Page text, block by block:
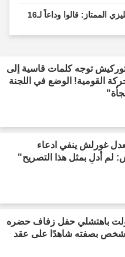
عملية كبيرة في عملاق الدوري الإنجليزي الممتاز: قالوا وداعاً لـ16
توجه كلمات قاسية إلى
القومية! الوضع في اللجنة
غورلش ينفي ادعاء
أدلِ بمثل هذا التصريح"
باهتشلي حفل زفاف حضره
بصفته شاهدًا على عقد